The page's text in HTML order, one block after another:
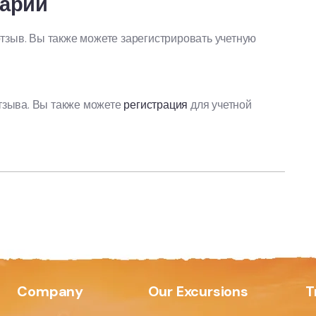
Вы также можете зарегистрировать учетную
Вы также можете регистрация для учетной
Company Our Excursions